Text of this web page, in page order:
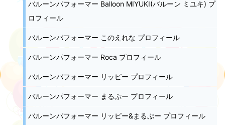
バルーンパフォーマー Balloon MIYUKI(バルーン ミユキ) プ
ロフィール
バルーンパフォーマー このえれな プロフィール
バルーンパフォーマー Roca プロフィール
バルーンパフォーマー リッピー プロフィール
バルーンパフォーマー まるぷー プロフィール
バルーンパフォーマー リッピー&まるぷー プロフィール